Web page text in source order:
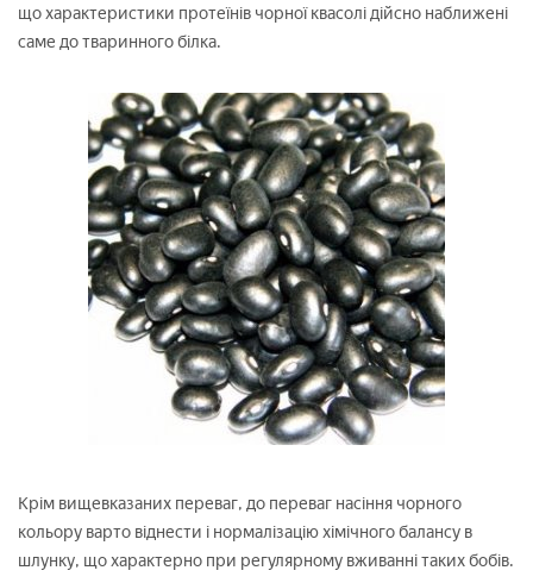
що характеристики протеїнів чорної квасолі дійсно наближені
саме до тваринного білка.
Крім вищевказаних переваг, до переваг насіння чорного
кольору варто віднести і нормалізацію хімічного балансу в
шлунку, що характерно при регулярному вживанні таких бобів.